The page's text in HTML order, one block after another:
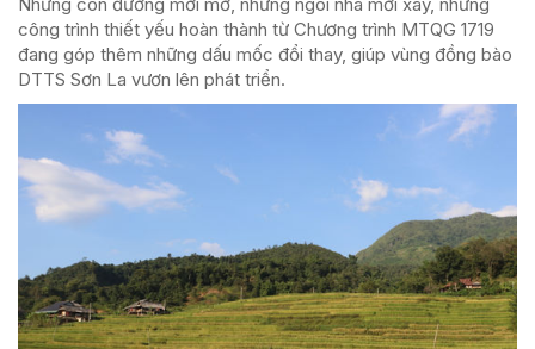
công trình thiết yếu hoàn thành từ Chương trình MTQG 1719
đang góp thêm những dấu mốc đổi thay, giúp vùng đồng bào
DTTS Sơn La vươn lên phát triển.